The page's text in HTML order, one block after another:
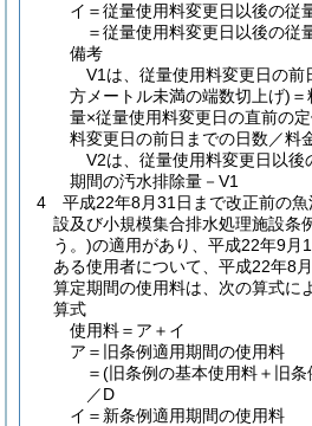
イ＝従量使用料変更日以後の従
＝従量使用料変更日以後の従
備考
V1は、 従量使用料変更日の前
方メートル未満の端数切上げ)
量×従量使用料変更日の直前の
料変更日の前日までの日数／料
V2は、 従量使用料変更日以後
期間の汚水排除量－V1
4
平成22年8月31日まで改正前の
設及び小規模集合排水処理施設条
う。)の適用があり、平成22年9月
ある使用者について、平成22年8
算定期間の使用料は、次の算式に
算式
使用料＝ア＋イ
ア＝旧条例適用期間の使用料
＝(旧条例の基本使用料＋旧
／D
イ＝新条例適用期間の使用料